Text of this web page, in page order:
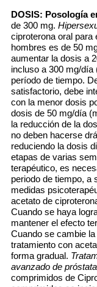
DOSIS: Posología
de 300 mg.
ciproterona oral para
hombres es de 50
aumentar la dosis a
incluso a 300 mg/
período de tiempo.
satisfactorio, debe
con la menor dosis
dosis de 50 mg/día
la reducción de la
no deben hacerse
reduciendo la dosis
etapas de varias
terapéutico, es
periodo de tiempo, a
medidas
acetato de
Cuando se haya
mantener el efecto
Cuando se cambie
tratamiento con
forma gradual.
avanzado de
comprimidos de